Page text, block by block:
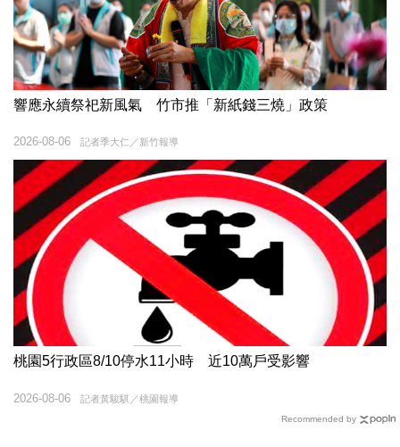
響應永續祭祀新風氣 竹市推「新紙錢三燒」政策
記者季大仁／新竹報導
2026-08-06
桃園5行政區8/10停水11小時 近10萬戶受影響
記者黃駿騏／桃園報導
2026-08-06
Recommended by